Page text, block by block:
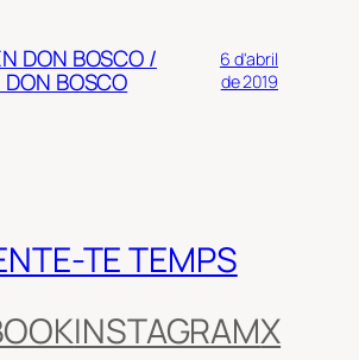
DON BOSCO /
BOSCO
6 d'abril
de 2019
TE TEMPS
INSTAGRAMX